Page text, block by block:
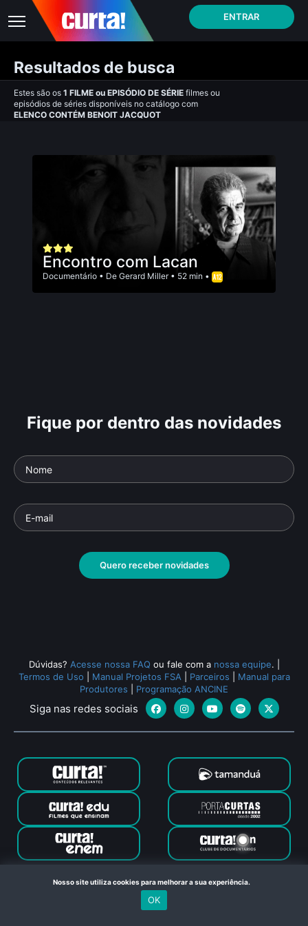
ENTRAR
Resultados de busca
Estes são os 1 FILME ou EPISÓDIO DE SÉRIE filmes ou
episódios de séries disponíveis no catálogo com
ELENCO CONTÉM BENOIT JACQUOT
Encontro com Lacan
Documentário • De Gerard Miller• 52 min •
Fique por dentro das novidades
Quero receber novidades
Dúvidas? Acesse nossa FAQ ou fale com a nossa equipe.
Termos de Uso
Manual Projetos FSA Parceiros
Manual para
Produtores
Programação ANCINE
Siga nas redes sociais
Canal Curta © 2024. Todos os direitos reservados. Feito com
no Rio de Janeiro
Nosso site utiliza cookies para melhorar a sua experiência.
OK